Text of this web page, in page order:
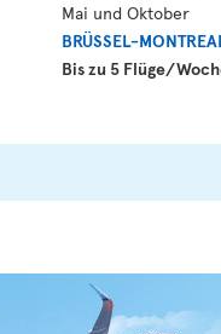
Mai und Oktober
BRÜSSEL-
Bis zu 5 Flüge/